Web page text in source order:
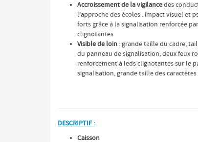
Accroissement de la vigilancedes
l’approche des écoles : impact visuel et
forts grâce à la signalisation renforcée
clignotantes
Visible de loin : grande taille du cadre,
du panneau de signalisation, deux feux
renforcement à leds clignotantes sur le
signalisation, grande taille des
DESCRIPTIF :
Caisson